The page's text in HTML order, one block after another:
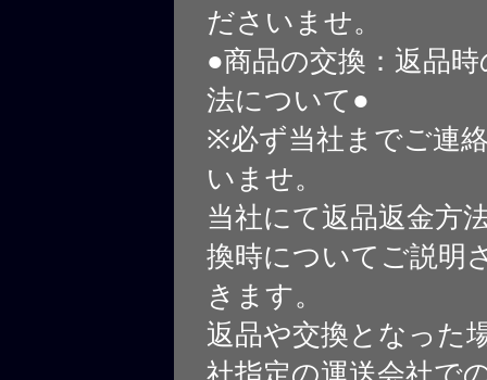
ださいませ。
●商品の交換：返品
法について●
※必ず当社までご連
いませ。
当社にて返品返金方
換時についてご説明
きます。
返品や交換となった
社指定の運送会社で